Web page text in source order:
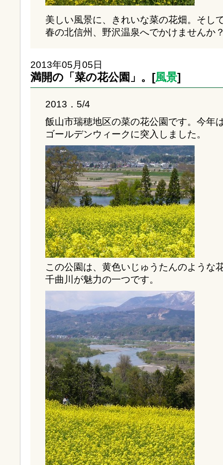
美しい風景に、きれいな菜の花畑。そし
春の北信州、野沢温泉へでかけませんか
2013年05月05日
満開の「菜の花公園」。[風景]
2013．5/4
飯山市瑞穂地区の菜の花公園です。今年
ゴールデンウィークに突入しました。
この公園は、黄色いじゅうたんのような
千曲川が魅力の一つです。